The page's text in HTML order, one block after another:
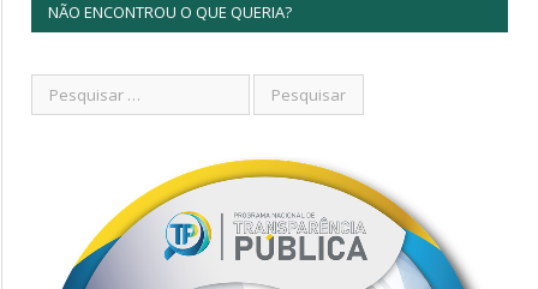
NÃO ENCONTROU O QUE QUERIA?